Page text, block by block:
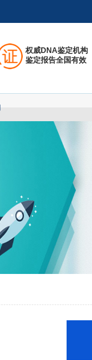
权威DNA鉴定机构
鉴定报告全国有效